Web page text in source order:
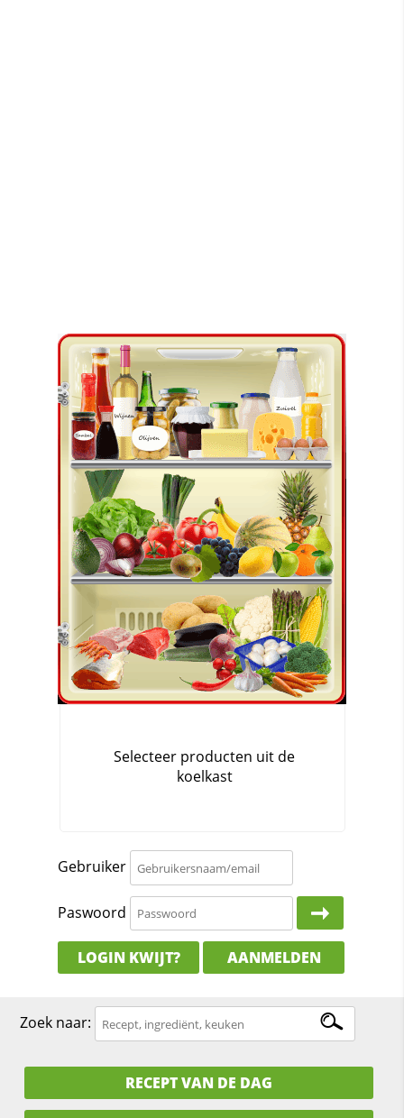
Gebruiker
Paswoord
LOGIN KWIJT? AANMELDEN
Zoek naar:
RECEPT VAN DE DAG